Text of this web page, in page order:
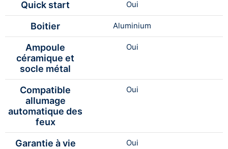
Quick start Oui
Boitier Aluminium
Ampoule
céramique et
socle métal
Oui
Compatible
allumage
automatique des
feux
Oui
Garantie à vie Oui